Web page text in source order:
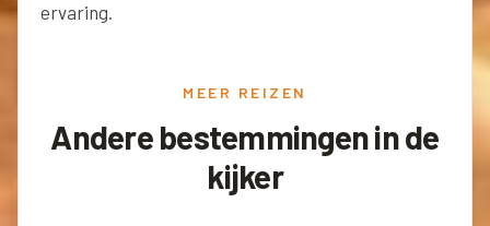
ervaring.
MEER REIZEN
Andere bestemmingen in de
kijker